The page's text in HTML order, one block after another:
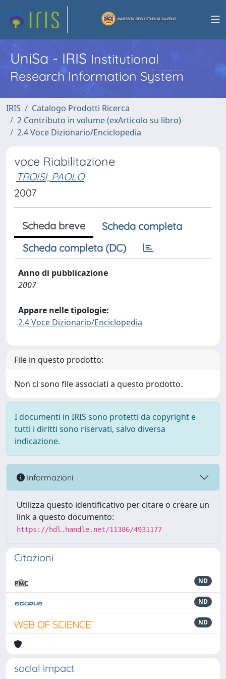
UniSa - IRISInstitutional
Research Information System
IRIS
Catalogo Prodotti Ricerca
2 Contributo in volume (exArticolo su libro)
2.4 Voce Dizionario/Enciclopedia
voce Riabilitazione
TROISI, PAOLO
2007
Scheda breve
Scheda completa
Scheda completa (DC)
Anno di pubblicazione
2007
Appare nelle tipologie:
2.4 Voce Dizionario/Enciclopedia
File in questo prodotto:
Non ci sono file associati a questo prodotto.
I documenti in IRIS sono protetti da copyright e
tutti i diritti sono riservati, salvo diversa
indicazione.
Informazioni
Utilizza questo identificativo per citare o creare un
link a questo documento:
https://hdl.handle.net/11386/4931177
Citazioni
ND
ND
ND
social impact